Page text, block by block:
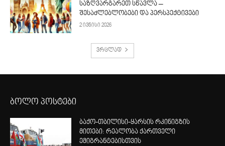
საზღვარგარეთ სწავლა –
შესაძლებლობები და პერსპექტივები
2 ივნისი 2026
ვრცლად
ბოლო პოსტები
ბაქო-თბილისი-ყარსის რკინიგზის
მითები: რეალობა ქართველი
ემიგრანტებისთვის